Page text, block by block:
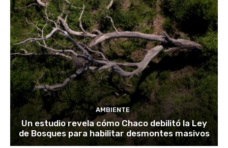
AMBIENTE
Un estudio revela cómo Chaco debilitó la Ley
de Bosques para habilitar desmontes masivos